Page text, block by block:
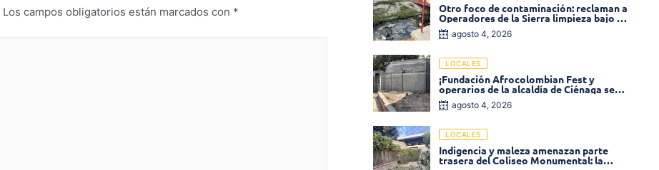
Los campos obligatorios están marcados con * Otro foco de contaminación: reclaman a
Operadores de la Sierra limpieza bajo el
puente de la calle 19 con carrera 11
agosto 4, 2026
LOCALES
¡Fundación Afrocolombian Fest y
operarios de la alcaldía de Ciénaga se
ponen la 10! Realizan limpieza de la
parte posterior del Coliseo
agosto 4, 2026
LOCALES
Indigencia y maleza amenazan parte
trasera del Coliseo Monumental: la